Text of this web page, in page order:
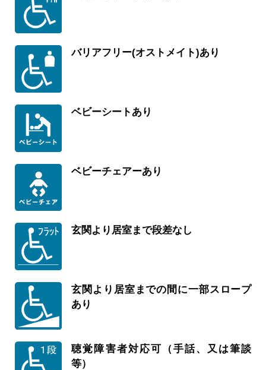
バリアフリー(オストメイト)あり
ベビーシートあり
ベビーチェアーあり
玄関より居室まで段差なし
玄関より居室までの間に一部スロープ
あり
聴覚障害者対応可（手話、又は筆談
等）